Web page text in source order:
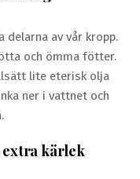
av vår kropp.
och ömma fötter.
lite eterisk olja
ner i vattnet och
extra kärlek